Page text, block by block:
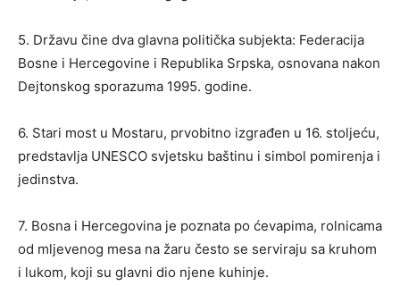
5. Državu čine dva glavna politička subjekta: Federacija
Bosne i Hercegovine i Republika Srpska, osnovana nakon
Dejtonskog sporazuma 1995. godine.
6. Stari most u Mostaru, prvobitno izgrađen u 16. stoljeću,
predstavlja UNESCO svjetsku baštinu i simbol pomirenja i
jedinstva.
7. Bosna i Hercegovina je poznata po ćevapima, rolnicama
od mljevenog mesa na žaru često se serviraju sa kruhom
i lukom, koji su glavni dio njene kuhinje.